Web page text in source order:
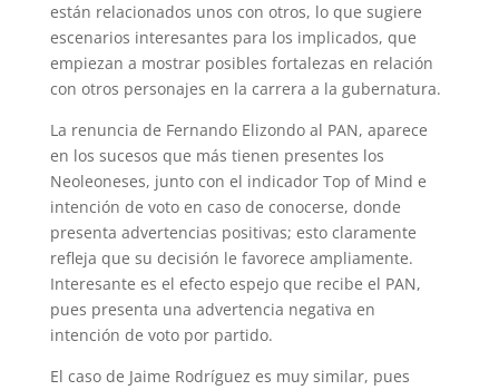
están relacionados unos con otros, lo que sugiere
escenarios interesantes para los implicados, que
empiezan a mostrar posibles fortalezas en relación
con otros personajes en la carrera a la gubernatura.
La renuncia de Fernando Elizondo al PAN, aparece
en los sucesos que más tienen presentes los
Neoleoneses, junto con el indicador Top of Mind e
intención de voto en caso de conocerse, donde
presenta advertencias positivas; esto claramente
refleja que su decisión le favorece ampliamente.
Interesante es el efecto espejo que recibe el PAN,
pues presenta una advertencia negativa en
intención de voto por partido.
El caso de Jaime Rodríguez es muy similar, pues